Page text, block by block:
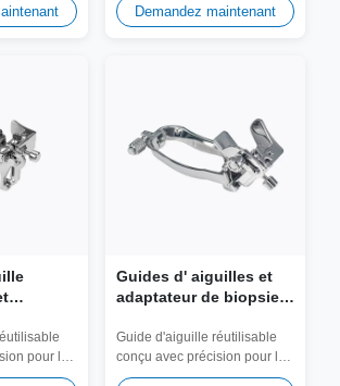
ultrasons dans le plan....
Demandez maintenant
sonde
2pour les
Guides d' aiguilles et
adaptateur de biopsie
pour la sonde
SonoScape 9L-A
Guide d'aiguille réutilisable
conçu avec précision pour les
transducteurs SonoScape 9L-